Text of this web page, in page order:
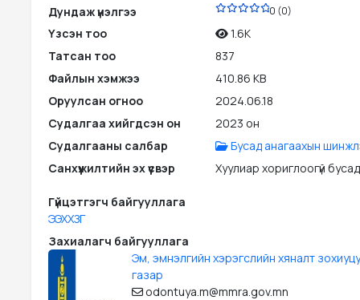
Дундаж үнэлгээ 0 (0)
Үзсэн тоо
1.6K
Татсан тоо
837
Файлын хэмжээ
410.86 KB
Оруулсан огноо
2024.06.18
Судалгаа хийгдсэн он
2023 он
Судалгааны салбар
Бусад анагаахын
Санхүүжилтийн эх үүсвэр
Хуулиар хориглоогүй бусад
Гүйцэтгэгч байгууллага
ЭЭХХЗГ
Захиалагч байгууллага
Эм, эмнэлгийн хэрэгслийн хяналт
газар
odontuya.m@mmra.gov.mn